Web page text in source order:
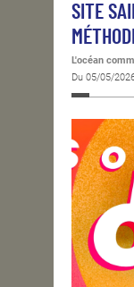
SITE
L'océan
Du 05/05/